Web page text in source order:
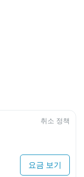
취소 정책
요금 보기